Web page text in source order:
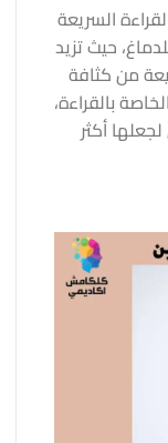
السريعة
حيث تزيد
من كثافة
بالقراءة،
أكثر